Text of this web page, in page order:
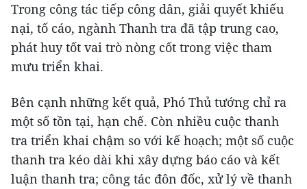
Trong công tác tiếp công dân, giải quyết khiếu
nại, tố cáo, ngành Thanh tra đã tập trung cao,
phát huy tốt vai trò nòng cốt trong việc tham
mưu triển khai.
Bên cạnh những kết quả, Phó Thủ tướng chỉ ra
một số tồn tại, hạn chế. Còn nhiều cuộc thanh
tra triển khai chậm so với kế hoạch; một số cuộc
thanh tra kéo dài khi xây dựng báo cáo và kết
luận thanh tra; công tác đôn đốc, xử lý về thanh